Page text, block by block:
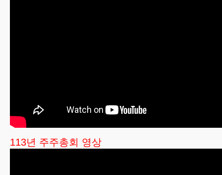
113년 주주총회 영상